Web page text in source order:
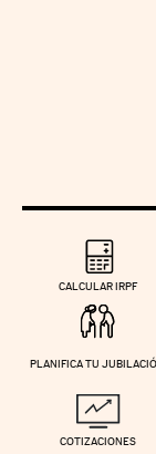
CALCULAR IRPF
PLANIFICA TU
COTIZACIONES